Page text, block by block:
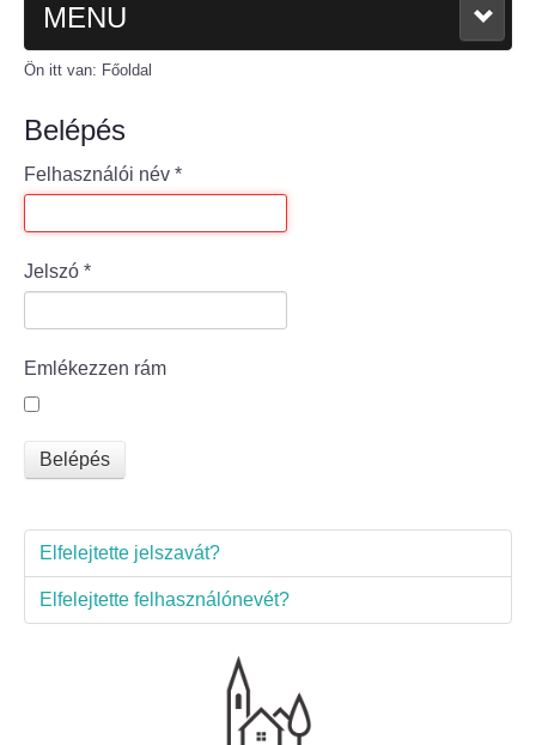
MENU
FŐOLDAL
A KÖZSÉGRŐL
Polgármesteri köszöntő
Bölcske település
Mi újság Bölcskén?
Értéktár bizottság
Látnivalók
Szállások
Református Egyház
Ön itt van: Főoldal
Belépés
Felhasználói név *
Jelszó *
Emlékezzen rám
Belépés
Elfelejtette jelszavát?
Elfelejtette felhasználónevét?